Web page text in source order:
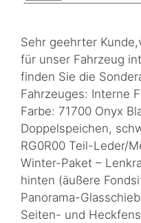
Sehr geehrter
für unser Fahrzeug
finden Sie die
Fahrzeuges: Interne
Farbe: 71700 Onyx
Doppelspeichen,
RG0R00 Teil-Leder/
Winter-Paket –
hinten (äußere
Panorama-
Seiten- und